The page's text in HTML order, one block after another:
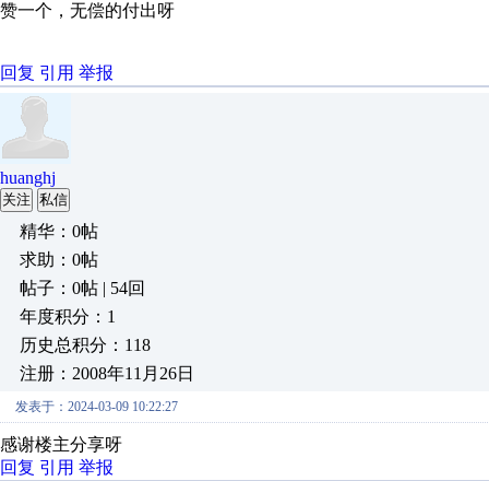
赞一个，无偿的付出呀
回复 引用 举报
huanghj
关注 私信
精华：0帖
求助：0帖
帖子：0帖 | 54回
年度积分：1
历史总积分：118
注册：2008年11月26日
发表于：2024-03-09 10:22:27
感谢楼主分享呀
回复 引用 举报